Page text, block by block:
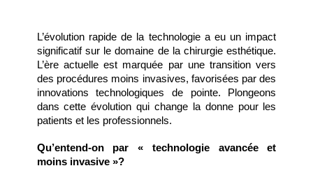
L’évolution rapide de la technologie a eu un impact
significatif sur le domaine de la chirurgie esthétique.
L’ère actuelle est marquée par une transition vers
des procédures moins invasives, favorisées par des
innovations technologiques de pointe. Plongeons
dans cette évolution qui change la donne pour les
patients et les professionnels.
Qu’entend-on par « technologie avancée et
moins invasive »?